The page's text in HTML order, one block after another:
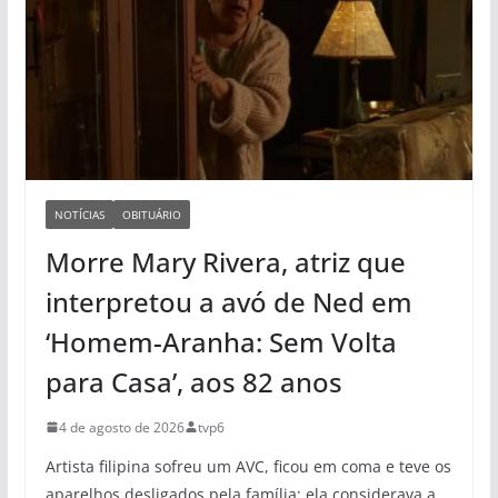
NOTÍCIAS OBITUÁRIO
Morre Mary Rivera, atriz que
interpretou a avó de Ned em
‘Homem-Aranha: Sem Volta
para Casa’, aos 82 anos
4 de agosto de 2026 tvp6
Artista filipina sofreu um AVC, ficou em coma e teve os